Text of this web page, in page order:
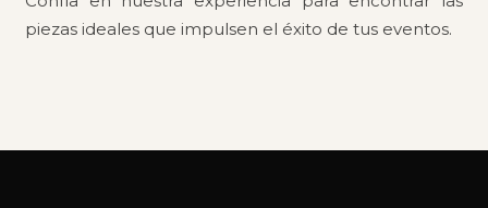
piezas ideales que impulsen el éxito de tus eventos.